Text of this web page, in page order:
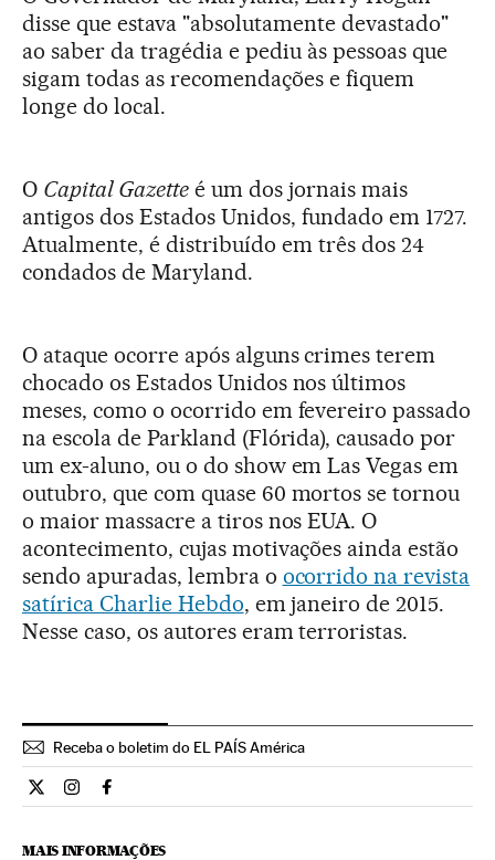
disse que estava "absolutamente devastado"
ao saber da tragédia e pediu às pessoas que
sigam todas as recomendações e fiquem
longe do local.
O Capital Gazette é um dos jornais mais
antigos dos Estados Unidos, fundado em 1727.
Atualmente, é distribuído em três dos 24
condados de Maryland.
O ataque ocorre após alguns crimes terem
chocado os Estados Unidos nos últimos
meses, como o ocorrido em fevereiro passado
na escola de Parkland (Flórida), causado por
um ex-aluno, ou o do show em Las Vegas em
outubro, que com quase 60 mortos se tornou
o maior massacre a tiros nos EUA. O
acontecimento, cujas motivações ainda estão
sendo apuradas, lembra o ocorrido na revista
satírica Charlie Hebdo, em janeiro de 2015.
Nesse caso, os autores eram terroristas.
Receba o boletim do EL PAÍS América
Internacional El País Brasil en Twitter
Internacional El País Brasil en Instagram
Internacional El País Brasil en Facebook
MAIS INFORMAÇÕES